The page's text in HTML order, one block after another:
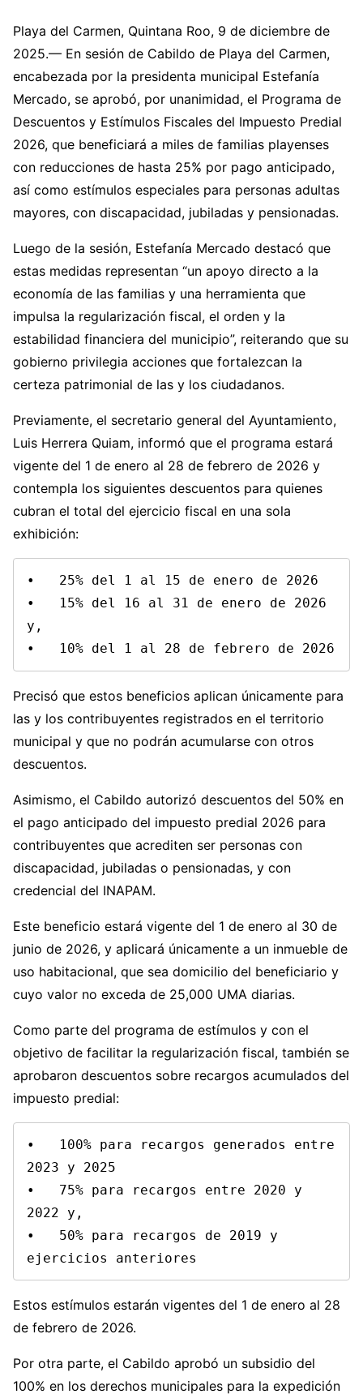
Playa del Carmen, Quintana Roo, 9 de diciembre de
2025.— En sesión de Cabildo de Playa del Carmen,
encabezada por la presidenta municipal Estefanía
Mercado, se aprobó, por unanimidad, el Programa de
Descuentos y Estímulos Fiscales del Impuesto Predial
2026, que beneficiará a miles de familias playenses
con reducciones de hasta 25% por pago anticipado,
así como estímulos especiales para personas adultas
mayores, con discapacidad, jubiladas y pensionadas.
Luego de la sesión, Estefanía Mercado destacó que
estas medidas representan “un apoyo directo a la
economía de las familias y una herramienta que
impulsa la regularización fiscal, el orden y la
estabilidad financiera del municipio”, reiterando que su
gobierno privilegia acciones que fortalezcan la
certeza patrimonial de las y los ciudadanos.
Previamente, el secretario general del Ayuntamiento,
Luis Herrera Quiam, informó que el programa estará
vigente del 1 de enero al 28 de febrero de 2026 y
contempla los siguientes descuentos para quienes
cubran el total del ejercicio fiscal en una sola
exhibición:
•   25% del 1 al 15 de enero de 2026
•   15% del 16 al 31 de enero de 2026
y,
•   10% del 1 al 28 de febrero de 2026
Precisó que estos beneficios aplican únicamente para
las y los contribuyentes registrados en el territorio
municipal y que no podrán acumularse con otros
descuentos.
Asimismo, el Cabildo autorizó descuentos del 50% en
el pago anticipado del impuesto predial 2026 para
contribuyentes que acrediten ser personas con
discapacidad, jubiladas o pensionadas, y con
credencial del INAPAM.
Este beneficio estará vigente del 1 de enero al 30 de
junio de 2026, y aplicará únicamente a un inmueble de
uso habitacional, que sea domicilio del beneficiario y
cuyo valor no exceda de 25,000 UMA diarias.
Como parte del programa de estímulos y con el
objetivo de facilitar la regularización fiscal, también se
aprobaron descuentos sobre recargos acumulados del
impuesto predial:
•   100% para recargos generados entre
2023 y 2025
•   75% para recargos entre 2020 y
2022 y,
•   50% para recargos de 2019 y
ejercicios anteriores
Estos estímulos estarán vigentes del 1 de enero al 28
de febrero de 2026.
Por otra parte, el Cabildo aprobó un subsidio del
100% en los derechos municipales para la expedición